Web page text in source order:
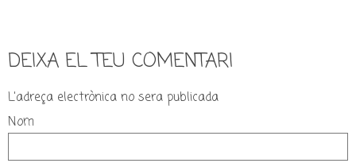
DEIXA EL TEU COMENTARI
L'adreça electrònica no sera publicada
Nom